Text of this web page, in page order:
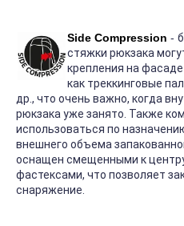
Side Compression -
стяжки рюкзака
крепления на
как треккинговые
др., что очень важно, когда
рюкзака уже занято. Также
использоваться по
внешнего объема
оснащен смещенными к
фастексами, что позволяет
снаряжение.